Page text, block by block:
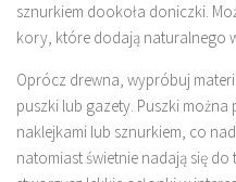
sznurkiem dookoła doniczki.
kory, które dodają naturalnego
Oprócz drewna, wypróbuj
puszki lub gazety. Puszki
naklejkami lub sznurkiem, co
natomiast świetnie nadają się